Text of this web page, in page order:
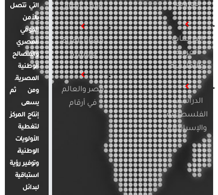
الأوروبية
الدراسات
العربية
والإقليمية
الدراسات
الفلسطينية
والإسرائيلية
والرأي العام
قضايا المرأة
والأسرة
مصر والعالم
في أرقام
التي تتصل
بالأمن
القومي
المصري
والمصالح
الوطنية
المصرية.
ومن ثم
يسعى
إنتاج المركز
لتغطية
الأولويات
الوطنية،
وتوفير رؤية
استباقية
لبدائل